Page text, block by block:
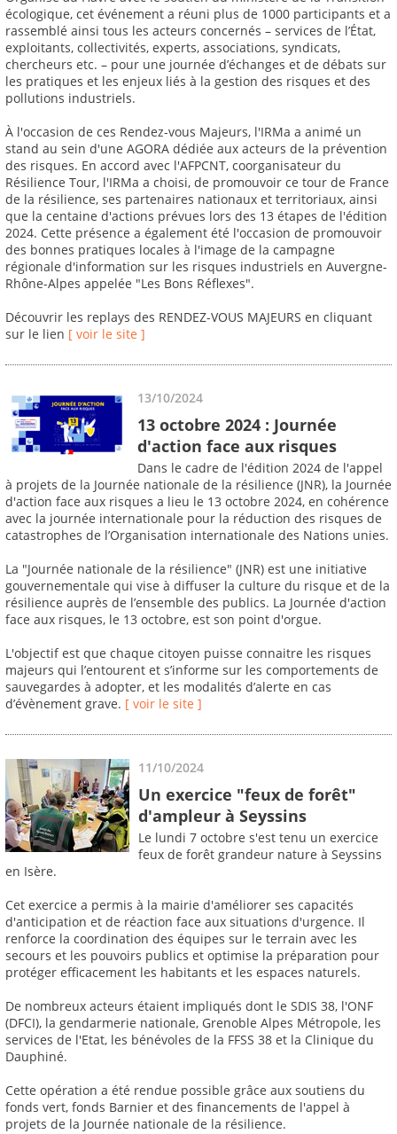
écologique, cet événement a réuni plus de 1000 participants et a
rassemblé ainsi tous les acteurs concernés – services de l’État,
exploitants, collectivités, experts, associations, syndicats,
chercheurs etc. – pour une journée d’échanges et de débats sur
les pratiques et les enjeux liés à la gestion des risques et des
pollutions industriels.
À l'occasion de ces Rendez-vous Majeurs, l'IRMa a animé un
stand au sein d'une AGORA dédiée aux acteurs de la prévention
des risques. En accord avec l'AFPCNT, coorganisateur du
Résilience Tour, l'IRMa a choisi, de promouvoir ce tour de France
de la résilience, ses partenaires nationaux et territoriaux, ainsi
que la centaine d'actions prévues lors des 13 étapes de l'édition
2024. Cette présence a également été l'occasion de promouvoir
des bonnes pratiques locales à l'image de la campagne
régionale d'information sur les risques industriels en Auvergne-
Rhône-Alpes appelée "Les Bons Réflexes".
Découvrir les replays des RENDEZ-VOUS MAJEURS en cliquant
sur le lien [ voir le site ]
13/10/2024
13 octobre 2024 : Journée
d'action face aux risques
Dans le cadre de l'édition 2024 de l'appel
à projets de la Journée nationale de la résilience (JNR), la Journée
d'action face aux risques a lieu le 13 octobre 2024, en cohérence
avec la journée internationale pour la réduction des risques de
catastrophes de l’Organisation internationale des Nations unies.
La "Journée nationale de la résilience" (JNR) est une initiative
gouvernementale qui vise à diffuser la culture du risque et de la
résilience auprès de l’ensemble des publics. La Journée d'action
face aux risques, le 13 octobre, est son point d'orgue.
L'objectif est que chaque citoyen puisse connaitre les risques
majeurs qui l’entourent et s’informe sur les comportements de
sauvegardes à adopter, et les modalités d’alerte en cas
d’évènement grave. [ voir le site ]
11/10/2024
Un exercice "feux de forêt"
d'ampleur à Seyssins
Le lundi 7 octobre s'est tenu un exercice
feux de forêt grandeur nature à Seyssins
en Isère.
Cet exercice a permis à la mairie d'améliorer ses capacités
d'anticipation et de réaction face aux situations d'urgence. Il
renforce la coordination des équipes sur le terrain avec les
secours et les pouvoirs publics et optimise la préparation pour
protéger efficacement les habitants et les espaces naturels.
De nombreux acteurs étaient impliqués dont le SDIS 38, l'ONF
(DFCI), la gendarmerie nationale, Grenoble Alpes Métropole, les
services de l'Etat, les bénévoles de la FFSS 38 et la Clinique du
Dauphiné.
Cette opération a été rendue possible grâce aux soutiens du
fonds vert, fonds Barnier et des financements de l'appel à
projets de la Journée nationale de la résilience.